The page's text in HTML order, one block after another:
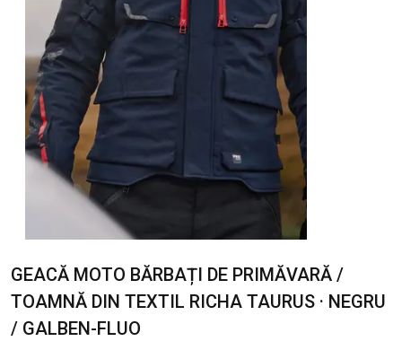
GEACĂ MOTO BĂRBAȚI DE PRIMĂVARĂ /
TOAMNĂ DIN TEXTIL RICHA TAURUS · NEGRU
/ GALBEN-FLUO